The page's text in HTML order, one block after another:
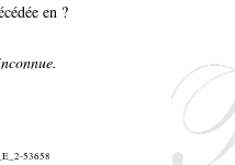
en ?
53658